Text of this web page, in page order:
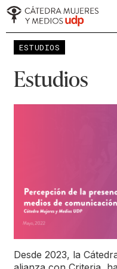
ESTUDIOS
Estudios
Desde 2023, la